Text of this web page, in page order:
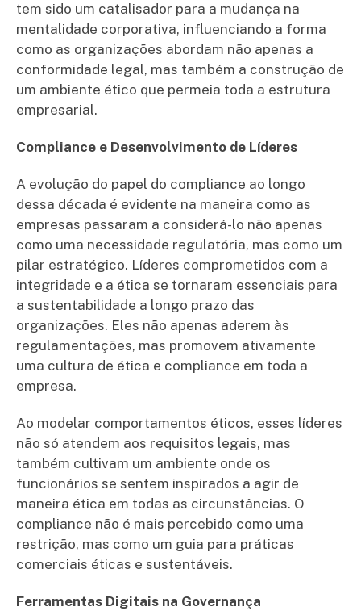
tem sido um catalisador para a mudança na
mentalidade corporativa, influenciando a forma
como as organizações abordam não apenas a
conformidade legal, mas também a construção de
um ambiente ético que permeia toda a estrutura
empresarial.
Compliance e Desenvolvimento de Líderes
A evolução do papel do compliance ao longo
dessa década é evidente na maneira como as
empresas passaram a considerá-lo não apenas
como uma necessidade regulatória, mas como um
pilar estratégico. Líderes comprometidos com a
integridade e a ética se tornaram essenciais para
a sustentabilidade a longo prazo das
organizações. Eles não apenas aderem às
regulamentações, mas promovem ativamente
uma cultura de ética e compliance em toda a
empresa.
Ao modelar comportamentos éticos, esses líderes
não só atendem aos requisitos legais, mas
também cultivam um ambiente onde os
funcionários se sentem inspirados a agir de
maneira ética em todas as circunstâncias. O
compliance não é mais percebido como uma
restrição, mas como um guia para práticas
comerciais éticas e sustentáveis.
Ferramentas Digitais na Governança